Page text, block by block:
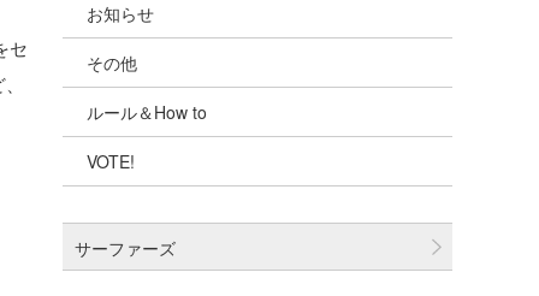
セ
湘南
千葉北
伊豆
千葉南
四国
お知らせ
その他
ルール＆How to
VOTE!
サーファーズ